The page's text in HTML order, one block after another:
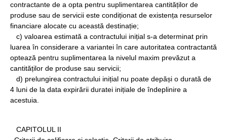
contractante de a opta pentru suplimentarea cantităților de
produse sau de servicii este condiționat de existența resurselor
financiare alocate cu această destinație;
c) valoarea estimată a contractului inițial s-a determinat prin
luarea în considerare a variantei în care autoritatea contractantă
optează pentru suplimentarea la nivelul maxim prevăzut a
cantităților de produse sau servicii;
d) prelungirea contractului inițial nu poate depăși o durată de
4 luni de la data expirării duratei inițiale de îndeplinire a
acestuia.
CAPITOLUL II